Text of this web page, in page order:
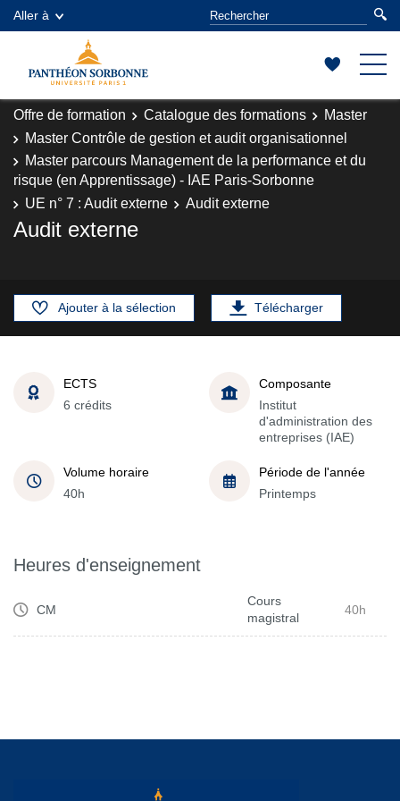
Aller à
Offre de formation Catalogue des formations
Master
Master Contrôle de gestion et audit organisationnel
Master parcours Management de la performance et du
risque (en Apprentissage) - IAE Paris-Sorbonne
UE n° 7 : Audit externe
Audit externe
Audit externe
Ajouter à la sélection Télécharger
ECTS
6 crédits
Composante
Institut
d'administration des
entreprises (IAE)
Volume horaire
40h
Période de l'année
Printemps
Heures d'enseignement
CM
Cours
magistral
40h